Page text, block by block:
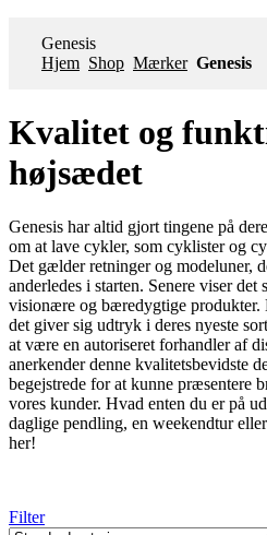
Genesis
Hjem Shop Mærker Genesis
Kvalitet og
højsædet
Genesis har altid gjort tingene på
om at lave cykler, som cyklister og
Det gælder retninger og modeluner,
anderledes i starten. Senere viser det
visionære og bæredygtige produkter.
det giver sig udtryk i deres nyeste
at være en autoriseret forhandler af
anerkender denne kvalitetsbevidste
begejstrede for at kunne præsentere
vores kunder. Hvad enten du er på
daglige pendling, en weekendtur
her!
Filter